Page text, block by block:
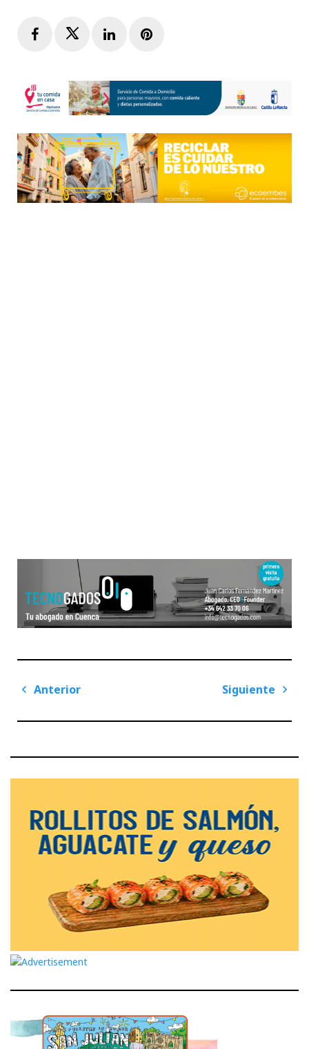
FacebookTwitterLinkedInPinterest
Navegación
entradas
Anterior
Siguiente